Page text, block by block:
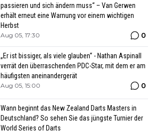
passieren und sich ändern muss“ – Van Gerwen
erhält erneut eine Warnung vor einem wichtigen
Herbst
Aug 05, 17:30 0
„Er ist bissiger, als viele glauben“ - Nathan Aspinall
verrät den überraschenden PDC-Star, mit dem er am
häufigsten aneinandergerät
Aug 05, 15:00 0
Wann beginnt das New Zealand Darts Masters in
Deutschland? So sehen Sie das jüngste Turnier der
World Series of Darts